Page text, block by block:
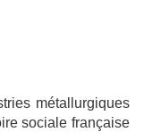
métallurgiques
sociale française